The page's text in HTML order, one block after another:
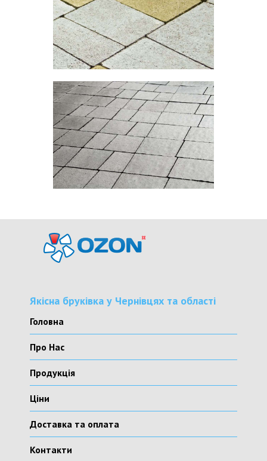
Якісна бруківка у Чернівцях та області
Головна
Про Нас
Продукція
Ціни
Доставка та оплата
Контакти